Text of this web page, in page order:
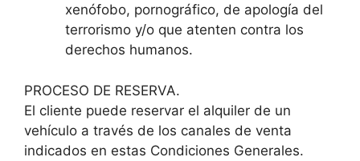
xenófobo, pornográfico, de apología del
terrorismo y/o que atenten contra los
derechos humanos.
PROCESO DE RESERVA.
El cliente puede reservar el alquiler de un
vehículo a través de los canales de venta
indicados en estas Condiciones Generales.